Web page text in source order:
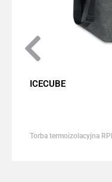
ICECUBE
Torba termoizolacyjna